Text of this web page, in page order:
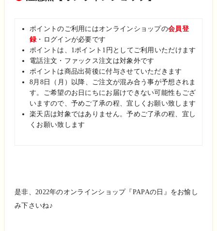
ポイントのご利用にはオンラインショップの会員登
録 ・ログインが必要です
ポイントは、1ポイント1円としてご利用いただけます
電話注文・ファックス注文は対象外です
ポイントは商品出荷後に付与させていただきます
8月8日（月）以降、ご注文が混み合う事が予想されま
す。ご希望のお日にちにお届けできない可能性もござ
いますので、予めご了承の程、宜しくお願い致します
楽天店は対象ではありません。予めご了承の程、宜し
くお願い致します
是非、2022年のオンラインショップ『PAPAの日』をお愉し
み下さいね♪